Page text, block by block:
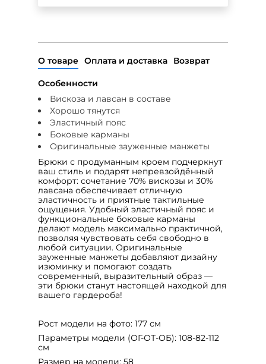
О товаре Оплата и доставка Возврат
Особенности
Вискоза и лавсан в составе
Хорошо тянутся
Эластичный пояс
Боковые карманы
Оригинальные зауженные манжеты
Брюки с продуманным кроем подчеркнут
ваш стиль и подарят непревзойдённый
комфорт: сочетание 70% вискозы и 30%
лавсана обеспечивает отличную
эластичность и приятные тактильные
ощущения. Удобный эластичный пояс и
функциональные боковые карманы
делают модель максимально практичной,
позволяя чувствовать себя свободно в
любой ситуации. Оригинальные
зауженные манжеты добавляют дизайну
изюминку и помогают создать
современный, выразительный образ —
эти брюки станут настоящей находкой для
вашего гардероба!
Рост модели на фото: 177 см
Параметры модели (ОГ-ОТ-ОБ): 108-82-112
см
Размер на модели: 58